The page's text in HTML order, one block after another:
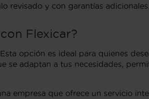
revisado y con garantías adicionales.
Flexicar?
opción es ideal para quienes
se adaptan a tus necesidades,
empresa que ofrece un servicio